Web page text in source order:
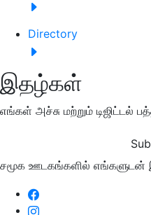
Directory
இதழ்கள்
எங்கள் அச்சு மற்றும் டிஜிட்டல்
சமூக ஊடகங்களில்